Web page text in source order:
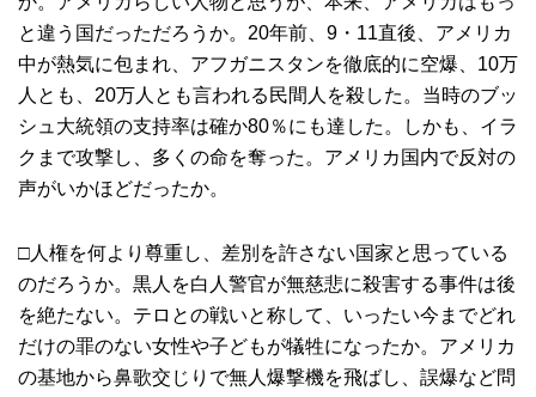
と違う国だっただろうか。20年前、9・11直後、アメリカ
中が熱気に包まれ、アフガニスタンを徹底的に空爆、10万
人とも、20万人とも言われる民間人を殺した。当時のブッ
シュ大統領の支持率は確か80％にも達した。しかも、イラ
クまで攻撃し、多くの命を奪った。アメリカ国内で反対の
声がいかほどだったか。
□人権を何より尊重し、差別を許さない国家と思っている
のだろうか。黒人を白人警官が無慈悲に殺害する事件は後
を絶たない。テロとの戦いと称して、いったい今までどれ
だけの罪のない女性や子どもが犠牲になったか。アメリカ
の基地から鼻歌交じりで無人爆撃機を飛ばし、誤爆など問